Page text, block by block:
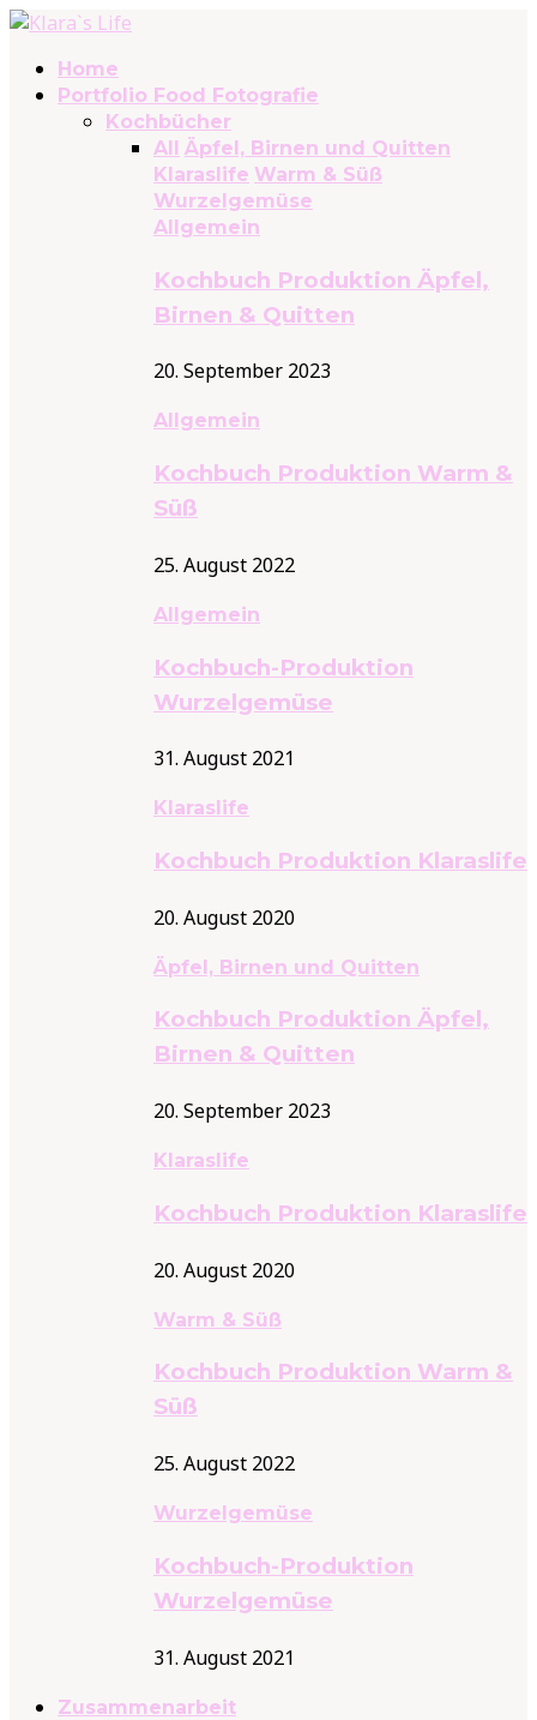
Home
Portfolio Food Fotografie
Kochbücher
All Äpfel, Birnen und Quitten
Klaraslife Warm & Süß
Wurzelgemüse
Allgemein
Kochbuch Produktion Äpfel,
Birnen & Quitten
20. September 2023
Allgemein
Kochbuch Produktion Warm &
Süß
25. August 2022
Allgemein
Kochbuch-Produktion
Wurzelgemüse
31. August 2021
Klaraslife
Kochbuch Produktion Klaraslife
20. August 2020
Äpfel, Birnen und Quitten
Kochbuch Produktion Äpfel,
Birnen & Quitten
20. September 2023
Klaraslife
Kochbuch Produktion Klaraslife
20. August 2020
Warm & Süß
Kochbuch Produktion Warm &
Süß
25. August 2022
Wurzelgemüse
Kochbuch-Produktion
Wurzelgemüse
31. August 2021
Zusammenarbeit